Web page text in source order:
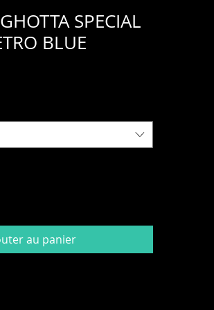
SPECIAL
BLUE
au panier